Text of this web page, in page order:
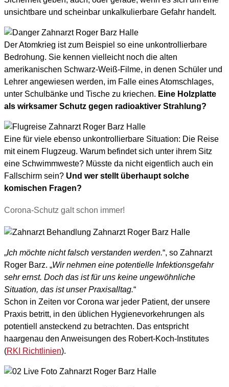
unsichtbare und scheinbar unkalkulierbare Gefahr handelt.
Der Atomkrieg ist zum Beispiel so eine unkontrollierbare
Bedrohung. Sie kennen vielleicht noch die alten
amerikanischen Schwarz-Weiß-Filme, in denen Schüler und
Lehrer angewiesen werden, im Falle eines Atomschlages,
unter Schulbänke und Tische zu kriechen. Eine Holzplatte
als wirksamer Schutz gegen radioaktiver Strahlung?
Eine für viele ebenso unkontrollierbare Situation: Die Reise
mit einem Flugzeug. Warum befindet sich unter ihrem Sitz
eine Schwimmweste? Müsste da nicht eigentlich auch ein
Fallschirm sein? Und wer stellt überhaupt solche
komischen Fragen?
Corona-Schutz galt schon immer!
„Ich möchte nicht falsch verstanden werden.“, so Zahnarzt
Roger Barz. „Wir nehmen eine potentielle Infektionsgefahr
sehr ernst. Doch das ist für uns keine ungewöhnliche
Situation, das ist unser Praxisalltag.“
Schon in Zeiten vor Corona war jeder Patient, der unsere
Praxis betritt, in den üblichen Hygienevorkehrungen als
potentiell ansteckend zu betrachten. Das entspricht
haargenau den Anweisungen des Robert-Koch-Institutes
(RKI Richtlinien).